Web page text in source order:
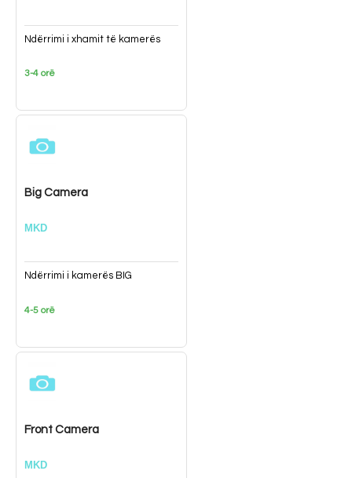
Ndërrimi i xhamit të kamerës
3-4 orë
Big Camera
MKD
Ndërrimi i kamerës BIG
4-5 orë
Front Camera
MKD